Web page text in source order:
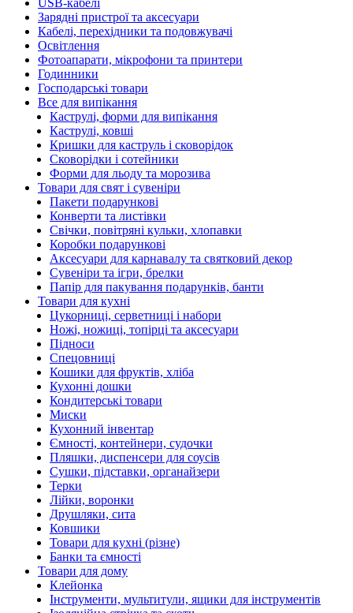
USB-кабелі
Зарядні пристрої та аксесуари
Кабелі, перехідники та подовжувачі
Освітлення
Фотоапарати, мікрофони та принтери
Годинники
Господарські товари
Все для випікання
Каструлі, форми для випікання
Каструлі, ковші
Кришки для каструль і сковорідок
Сковорідки і сотейники
Форми для льоду та морозива
Товари для свят і сувеніри
Пакети подарункові
Конверти та листівки
Свічки, повітряні кульки, хлопавки
Коробки подарункові
Аксесуари для карнавалу та святковий декор
Сувеніри та ігри, брелки
Папір для пакування подарунків, банти
Товари для кухні
Цукорниці, серветниці і набори
Ножі, ножиці, топірці та аксесуари
Підноси
Спецовниці
Кошики для фруктів, хліба
Кухонні дошки
Кондитерські товари
Миски
Кухонний інвентар
Ємності, контейнери, судочки
Пляшки, диспенсери для соусів
Сушки, підставки, органайзери
Терки
Лійки, воронки
Друшляки, сита
Ковшики
Товари для кухні (різне)
Банки та ємності
Товари для дому
Клейонка
Інструменти, мультитули, ящики для інструментів